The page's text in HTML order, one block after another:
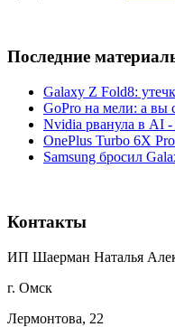
Последние
Galaxy Z Fold8:
GoPro на мели: а вы
Nvidia рванула в AI
OnePlus Turbo 6X
Samsung бросил
Контакты
ИП Шаерман Наталья
г. Омск
Лермонтова, 22